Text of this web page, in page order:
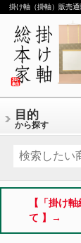
掛け軸（掛軸）販売通
目的
から探す
【「掛け
て 】→